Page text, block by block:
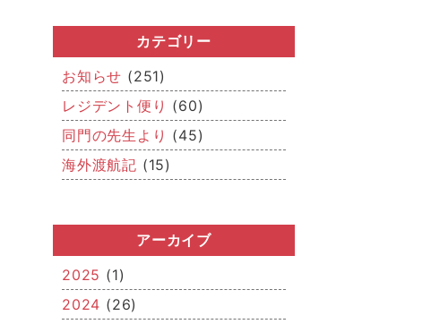
医局説明会・勧誘会などの医局行事の情
報や、関連学会の開催情報など、いろい
ろなお知らせを掲載しています。
レジデント便り
どこまでが「若手」なのかはさだかでは
ありませんが、若手医師（レジデント）
からの近況報告です。
の先生方からのメッセージです。
海外留学報告や国際学会への参加・発
表、IAEAを始めとした国際的な活動な
ど、「世界的」な空気をお届けします。
カテゴリー
お知らせ (251)
レジデント便り (60)
同門の先生より (45)
海外渡航記 (15)
アーカイブ
2025 (1)
2024 (26)